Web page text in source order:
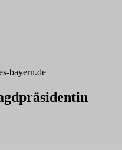
bayern.de